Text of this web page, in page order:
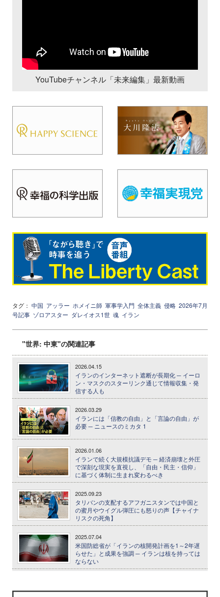
YouTubeチャンネル「未来編集」最新動画
タグ： 中国 アッラー ホメイニ師 軍事学入門 全体主義 侵略 2026年7月
号記事 ゾロアスター ダレイオス1世 魂 イラン
"世界: 中東"の関連記事
2026.04.15
イランのインターネット遮断が長期化 ─ イーロ
ン・マスクのスターリンク通じて情報収集・発
信する人も
2026.03.29
イランには「信教の自由」と「言論の自由」が
必要 ─ ニュースのミカタ 1
2026.01.06
イランで続く大規模抗議デモ ─ 経済崩壊と外圧
で深刻な現実を直視し、「自由・民主・信仰」
に基づく体制に生まれ変わるべき
2025.09.23
タリバンの支配するアフガニスタンでは中国と
の蜜月やウイグル弾圧にも怒りの声【チャイナ
リスクの死角】
2025.07.04
米国防総省が「イランの核開発計画を1～2年遅
らせた」と成果を強調 ─ イランは核を持っては
ならない